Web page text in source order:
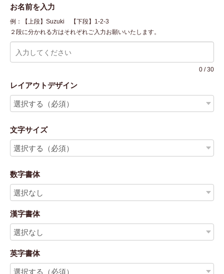
お名前を入力
例：【上段】Suzuki 【下段】1-2-3
２段に分かれる方はそれぞれご入力お願いいたします。
0 /30
レイアウトデザイン
文字サイズ
数字書体
漢字書体
英字書体